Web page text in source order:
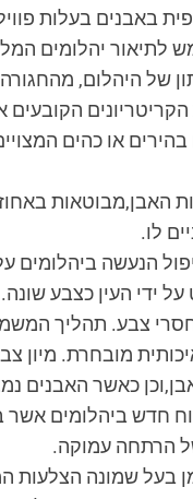
באבנים בעלות
לתיאור יהלומים
של היהלום,
הקובעים
האבן,מבוטאות
לו.
הנעשה ביהלומים
ידי העין כצבע
צבע. תהליך
מובחרת. מיון
כאשר האבנים
חדש ביהלומים אשר
הרתחה עמוקה.
בעל שמונה הצלעות